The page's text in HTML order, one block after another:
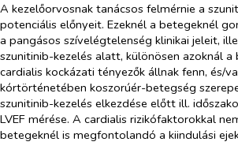
A kezelőorvosnak tanácsos felmérnie a
potenciális előnyeit. Ezeknél a betegeknél
a pangásos szívelégtelenség klinikai jeleit,
szunitinib-kezelés alatt, különösen azoknál a
cardialis kockázati tényezők állnak fenn, és/
kórtörténetében koszorúér-betegség
szunitinib-kezelés elkezdése előtt ill.
LVEF mérése. A cardialis rizikófaktorokkal
betegeknél is megfontolandó a kiindulási